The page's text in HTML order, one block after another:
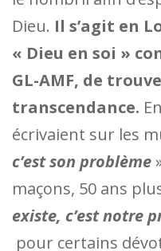
Dieu. Il s’agit en
« Dieu en soi »
GL-AMF, de
transcendance.
écrivaient sur les
c’est son problème
maçons, 50 ans
existe, c’est notre
pour certains